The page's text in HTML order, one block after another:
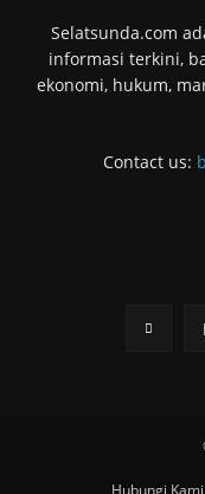
Selatsunda.com
informasi terkini,
ekonomi, hukum,
Contact us:
Hubungi Kami